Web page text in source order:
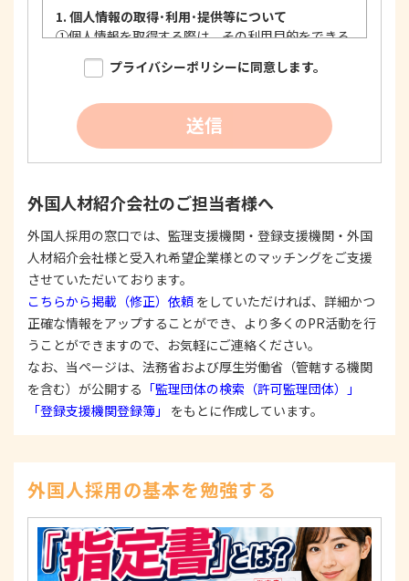
1. 個人情報の取得･利用･提供等について
①個人情報を取得する際は、その利用目的をできる
限り明確に特定し、その目的達成に必要な限度に
おいて適法かつ公正な手段を用い、同意を得て取
個人情報を利用する際は、本人に明示、通知、ま
たは公表した利用目的の範囲内に限定し、それに
反する目的外利用を行なわないための措置を講じ
する際は、本人が同意を与えた利用目的の範囲内
で、適法にこれを行います。
2. 安全対策の実施について
個人情報の正確性およびその利用の安全性を確保す
るため、情報セキュリティ対策を始めとする安全措
置を構築し、個人情報への不正アクセス、個人情報
の漏洩、滅失または毀損等の的確な防止とセキュリ
ティの是正に努めます。
3. 苦情および相談等に対する適正な対応について
本人からの苦情および相談があった場合には、適切
示、訂正、削除、または利用もしくは提供の停止等
を求められたときは、適法かつ遅滞なく応じます。
4. 法令・指針・規範の遵守について
適正な個人情報保護の実現のため、個人情報の取扱
いに関する法令、国が定める指針およびその他の規
範を遵守します。
プライバシーポリシーに同意します。
送信
外国人材紹介会社のご担当者様へ
外国人採用の窓口では、監理支援機関・登録支援機関・外国
人材紹介会社様と受入れ希望企業様とのマッチングをご支援
させていただいております。
こちらから掲載（修正）依頼 をしていただければ、詳細かつ
正確な情報をアップすることができ、より多くのPR活動を行
うことができますので、お気軽にご連絡ください。
なお、当ページは、法務省および厚生労働省（管轄する機関
を含む）が公開する 「監理団体の検索（許可監理団体）」
「登録支援機関登録簿」
をもとに作成しています。
外国人採用の基本を勉強する